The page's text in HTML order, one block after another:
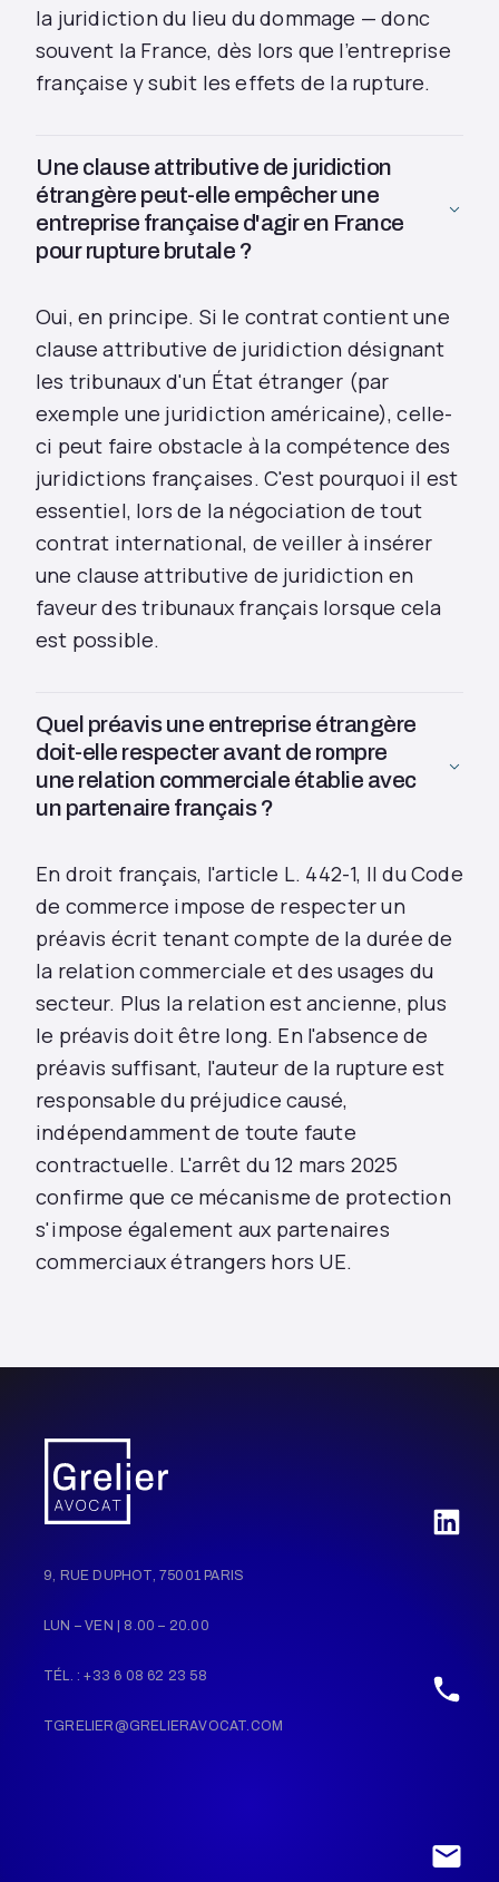
la juridiction du lieu du dommage — donc
souvent la France, dès lors que l’entreprise
française y subit les effets de la rupture.
Une clause attributive de juridiction
étrangère peut-elle empêcher une
entreprise française d'agir en France
pour rupture brutale ?
Oui, en principe. Si le contrat contient une
clause attributive de juridiction désignant
les tribunaux d'un État étranger (par
exemple une juridiction américaine), celle-
ci peut faire obstacle à la compétence des
juridictions françaises. C'est pourquoi il est
essentiel, lors de la négociation de tout
contrat international, de veiller à insérer
une clause attributive de juridiction en
faveur des tribunaux français lorsque cela
est possible.
Quel préavis une entreprise étrangère
doit-elle respecter avant de rompre
une relation commerciale établie avec
un partenaire français ?
En droit français, l'article L. 442-1, II du Code
de commerce impose de respecter un
préavis écrit tenant compte de la durée de
la relation commerciale et des usages du
secteur. Plus la relation est ancienne, plus
le préavis doit être long. En l'absence de
préavis suffisant, l'auteur de la rupture est
responsable du préjudice causé,
indépendamment de toute faute
contractuelle. L'arrêt du 12 mars 2025
confirme que ce mécanisme de protection
s'impose également aux partenaires
commerciaux étrangers hors UE.
9, RUE DUPHOT, 75001 PARIS
LUN – VEN | 8.00 – 20.00
TÉL. : +33 6 08 62 23 58
TGRELIER@GRELIERAVOCAT.COM